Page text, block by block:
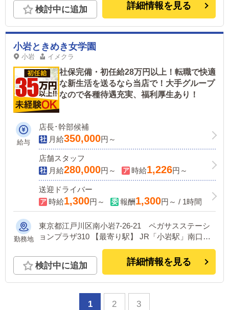
検討中に追加 詳細情報を見る
小岩ときめき女学園
小岩 イメクラ
社保完備・初任給28万円以上！転職で快適
な新生活を送るなら当店で！大手グループ
なので各種待遇充実、福利厚生あり！
給与
店長･幹部候補
月給350,000円～
店舗スタッフ
月給280,000円～ 時給1,226円～
送迎ドライバー
時給1,300円～ 報酬1,300円～ / 1時間
勤務地
東京都江戸川区南小岩7-26-21 ペガサスステーシ
ョンプラザ310 【最寄り駅】 JR「小岩駅」南口よ
検討中に追加 詳細情報を見る
1 2 3